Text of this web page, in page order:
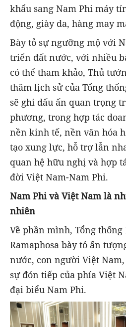
khẩu sang Nam Phi máy
động, giày da, hàng may
Bày tỏ sự ngưỡng mộ với
triển đất nước, với nhiều
có thể tham khảo, Thủ
thăm lịch sử của Tổng
sẽ ghi dấu ấn quan trọng
phương, trong hợp tác
nền kinh tế, nền văn hóa
tạo xung lực, hỗ trợ lẫn
quan hệ hữu nghị và hợp
đời Việt Nam-Nam Phi.
Nam Phi và Việt Nam là
nhiên
Về phần mình, Tổng
Ramaphosa bày tỏ ấn
nước, con người Việt
sự đón tiếp của phía Việt
đại biểu Nam Phi.